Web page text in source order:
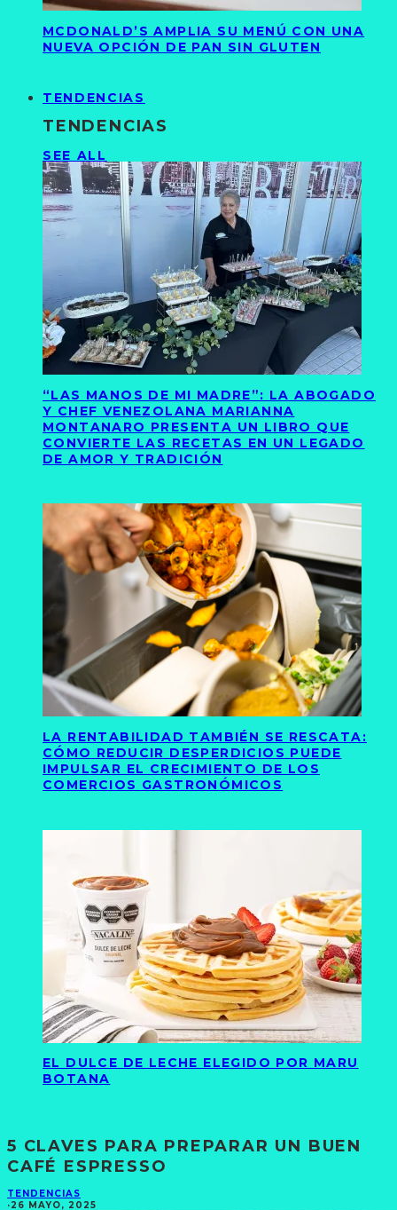
MCDONALD’S AMPLIA SU MENÚ CON UNA
NUEVA OPCIÓN DE PAN SIN GLUTEN
TENDENCIAS
TENDENCIAS
SEE ALL
“LAS MANOS DE MI MADRE”: LA ABOGADO
Y CHEF VENEZOLANA MARIANNA
MONTANARO PRESENTA UN LIBRO QUE
CONVIERTE LAS RECETAS EN UN LEGADO
DE AMOR Y TRADICIÓN
LA RENTABILIDAD TAMBIÉN SE RESCATA:
CÓMO REDUCIR DESPERDICIOS PUEDE
IMPULSAR EL CRECIMIENTO DE LOS
COMERCIOS GASTRONÓMICOS
EL DULCE DE LECHE ELEGIDO POR MARU
BOTANA
5 CLAVES PARA PREPARAR UN BUEN
CAFÉ ESPRESSO
TENDENCIAS
·26 MAYO, 2025